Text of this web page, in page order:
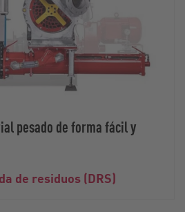
pesado de forma fácil y
de residuos (DRS)